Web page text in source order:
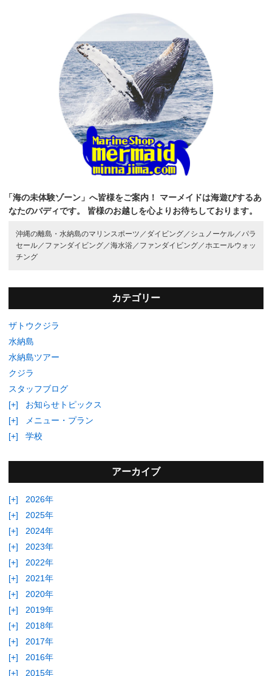
「海の未体験ゾーン」へ皆様をご案内！
マーメイドは海遊びするあ
なたのバディです。
皆様のお越しを心よりお待ちしております。
沖縄の離島・水納島のマリンスポーツ／ ダイビング／ シュノーケル／パラ
セール／ ファンダイビング／海水浴／ ファンダイビング／ホエールウォッ
チング
カテゴリー
ザトウクジラ
水納島
水納島ツアー
クジラ
スタッフブログ
[+]
お知らせトピックス
[+]
メニュー・プラン
[+]
学校
アーカイブ
[+]
2026年
[+]
2025年
[+]
2024年
[+]
2023年
[+]
2022年
[+]
2021年
[+]
2020年
[+]
2019年
[+]
2018年
[+]
2017年
[+]
2016年
[+]
2015年